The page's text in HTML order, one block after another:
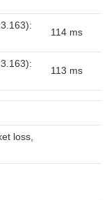
114 ms
113 ms
loss,